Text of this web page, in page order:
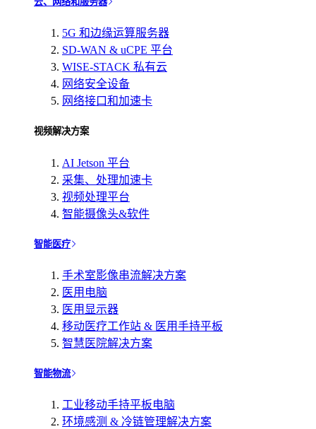
5G 和边缘运算服务器
SD-WAN & uCPE 平台
WISE-STACK 私有云
网络安全设备
网络接口和加速卡
视频解决方案
AI Jetson 平台
采集、处理加速卡
视频处理平台
智能摄像头&软件
智能医疗
手术室影像串流解决方案
医用电脑
医用显示器
移动医疗工作站 & 医用手持平板
智慧医院解决方案
智能物流
工业移动手持平板电脑
环境感测 & 冷链管理解决方案